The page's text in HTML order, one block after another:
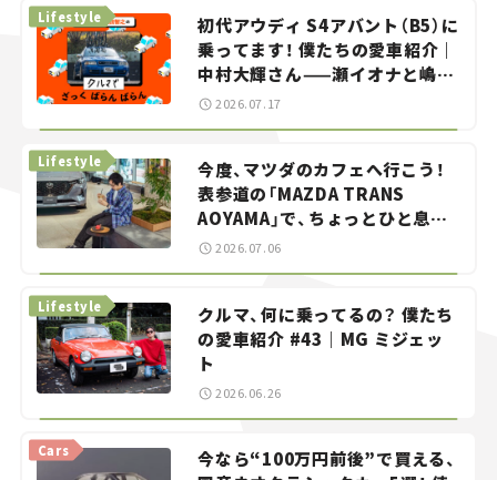
初代アウディ S4アバント（B5）に
乗ってます！ 僕たちの愛車紹介｜
中村大輝さん——瀬イオナと嶋田
智之の「クルマでざっくばらんば
Lifestyle
2026.07.17
今度、マツダのカフェへ行こう！
表参道の「MAZDA TRANS
AOYAMA」で、ちょっとひと息。
——連載｜CCGとクルマでどうす
Lifestyle
2026.07.06
クルマ、何に乗ってるの？ 僕たち
の愛車紹介 #43｜MG ミジェッ
ト
Lifestyle
2026.06.26
今なら“100万円前後”で買える、
Cars